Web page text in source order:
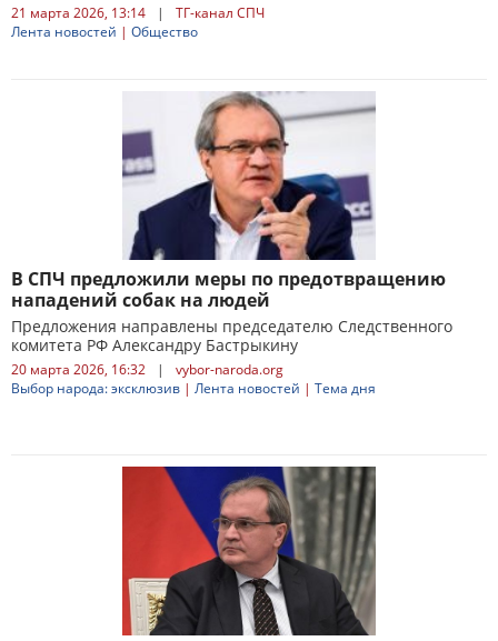
21 марта 2026, 13:14 |
ТГ-канал СПЧ
Лента новостей | Общество
В СПЧ предложили меры по предотвращению
нападений собак на людей
Предложения направлены председателю Следственного
комитета РФ Александру Бастрыкину
20 марта 2026, 16:32 |
vybor-naroda.org
Выбор народа: эксклюзив | Лента новостей | Тема дня